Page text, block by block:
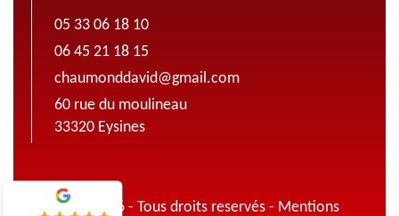
05 33 06 18 10
06 45 21 18 15
chaumonddavid@gmail.com
60 rue du moulineau
33320 Eysines
© 2022 - 2026 - Tous droits reservés - Mentions